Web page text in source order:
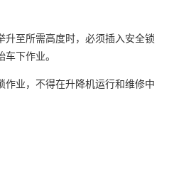
至所需高度时，必须插入安全锁
下作业。
业，不得在升降机运行和维修中